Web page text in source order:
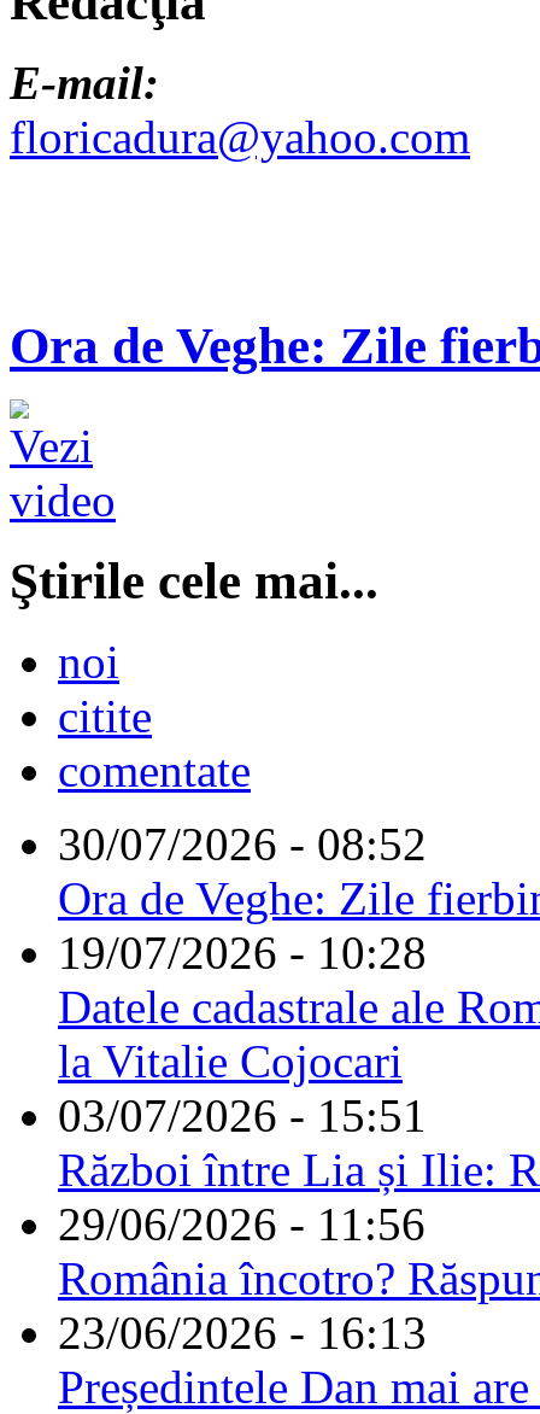
E-mail:
floricadura@yahoo.com
Ora de Veghe: Zile
Ştirile cele mai...
noi
citite
comentate
30/07/2026 - 08:52
Ora de Veghe: Zile
19/07/2026 - 10:28
Datele cadastrale ale
la Vitalie Cojocari
03/07/2026 - 15:51
Război între Lia și Ilie:
29/06/2026 - 11:56
România încotro?
23/06/2026 - 16:13
Președintele Dan mai